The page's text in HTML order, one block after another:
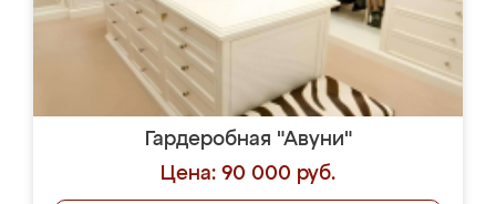
Гардеробная "Авуни"
Цена: 90 000 руб.